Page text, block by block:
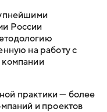
России
на работу с
практики — более
и проектов